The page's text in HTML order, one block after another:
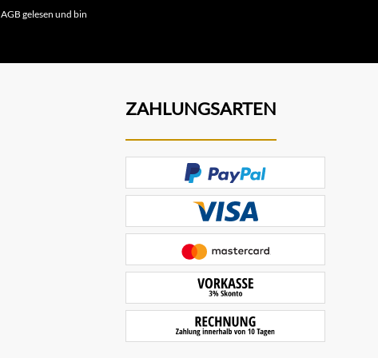
AGB gelesen und bin
ZAHLUNGSARTEN